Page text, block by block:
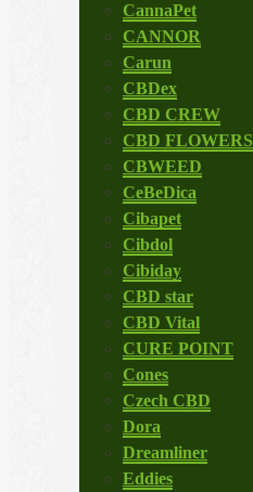
CannaPet
CANNOR
Carun
CBDex
CBD CREW
CBD FLOWERS
CBWEED
CeBeDica
Cibapet
Cibdol
Cibiday
CBD star
CBD Vital
CURE POINT
Cones
Czech CBD
Dora
Dreamliner
Eddies